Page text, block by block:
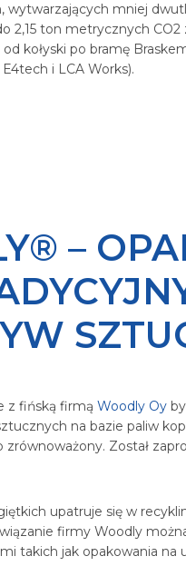
wytwarzających mniej
2,15 ton metrycznych
kołyski po bramę
i LCA Works).
–
z fińską firmą Woodly Oy
na bazie paliw
zrównoważony. Został
upatruje się w
firmy Woodly
takich jak opakowania na